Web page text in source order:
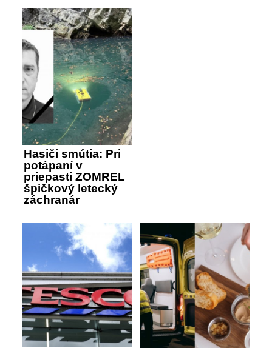
Hasiči smútia: Pri
potápaní v
priepasti ZOMREL
špičkový letecký
záchranár